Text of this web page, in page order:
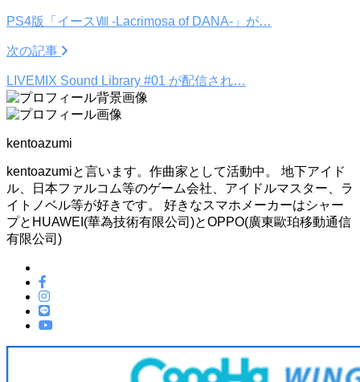
PS4版「イースⅧ -Lacrimosa of DANA-」が…
次の記事
LIVEMIX Sound Library #01 が配信され…
kentoazumi
kentoazumiと言います。作曲家として活動中。 地下アイド
ル、日本ファルコム等のゲーム会社、アイドルマスター、ラ
イトノベル等が好きです。 好きなスマホメーカーはシャー
プとHUAWEI(華為技術有限公司)とOPPO(廣東歐珀移動通信
有限公司)